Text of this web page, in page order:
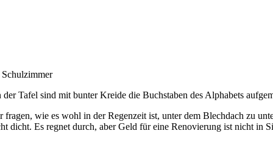
der Tafel sind mit bunter Kreide die Buchstaben des Alphabets
fragen, wie es wohl in der Regenzeit ist, unter dem Blechdach zu
dicht. Es regnet durch, aber Geld für eine Renovierung ist nicht in